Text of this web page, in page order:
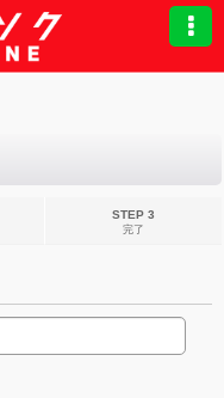
STEP 3
完了